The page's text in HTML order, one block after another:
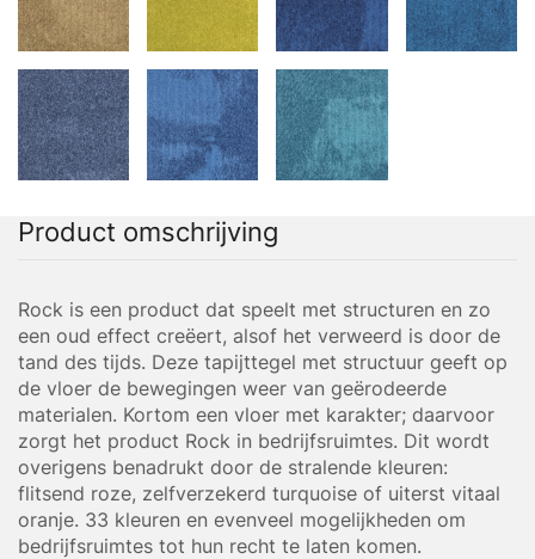
Product omschrijving
Rock is een product dat speelt met structuren en zo
een oud effect creëert, alsof het verweerd is door de
tand des tijds. Deze tapijttegel met structuur geeft op
de vloer de bewegingen weer van geërodeerde
materialen. Kortom een vloer met karakter; daarvoor
zorgt het product Rock in bedrijfsruimtes. Dit wordt
overigens benadrukt door de stralende kleuren:
flitsend roze, zelfverzekerd turquoise of uiterst vitaal
oranje. 33 kleuren en evenveel mogelijkheden om
bedrijfsruimtes tot hun recht te laten komen.